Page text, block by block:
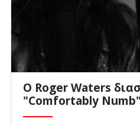
Ο Roger Waters
"Comfortably